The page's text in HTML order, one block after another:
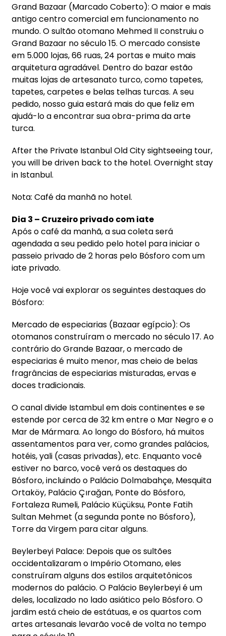
Grand Bazaar (Marcado Coberto): O maior e mais
antigo centro comercial em funcionamento no
mundo. O sultão otomano Mehmed II construiu o
Grand Bazaar no século 15. O mercado consiste
em 5.000 lojas, 66 ruas, 24 portas e muito mais
arquitetura agradável. Dentro do bazar estão
muitas lojas de artesanato turco, como tapetes,
tapetes, carpetes e belas telhas turcas. A seu
pedido, nosso guia estará mais do que feliz em
ajudá-lo a encontrar sua obra-prima da arte
turca.
After the Private Istanbul Old City sightseeing tour,
you will be driven back to the hotel. Overnight stay
in Istanbul.
Nota: Café da manhã no hotel.
Dia 3 – Cruzeiro privado com iate
Após o café da manhã, a sua coleta será
agendada a seu pedido pelo hotel para iniciar o
passeio privado de 2 horas pelo Bósforo com um
iate privado.
Hoje você vai explorar os seguintes destaques do
Bósforo:
Mercado de especiarias (Bazaar egípcio): Os
otomanos construíram o mercado no século 17. Ao
contrário do Grande Bazaar, o mercado de
especiarias é muito menor, mas cheio de belas
fragrâncias de especiarias misturadas, ervas e
doces tradicionais.
O canal divide Istambul em dois continentes e se
estende por cerca de 32 km entre o Mar Negro e o
Mar de Mármara. Ao longo do Bósforo, há muitos
assentamentos para ver, como grandes palácios,
hotéis, yali (casas privadas), etc. Enquanto você
estiver no barco, você verá os destaques do
Bósforo, incluindo o Palácio Dolmabahçe, Mesquita
Ortaköy, Palácio Çırağan, Ponte do Bósforo,
Fortaleza Rumeli, Palácio Küçüksu, Ponte Fatih
Sultan Mehmet (a segunda ponte no Bósforo),
Torre da Virgem para citar alguns.
Beylerbeyi Palace: Depois que os sultões
occidentalizaram o Império Otomano, eles
construíram alguns dos estilos arquitetônicos
modernos do palácio. O Palácio Beylerbeyi é um
deles, localizado no lado asiático pelo Bósforo. O
jardim está cheio de estátuas, e os quartos com
artes artesanais levarão você de volta no tempo